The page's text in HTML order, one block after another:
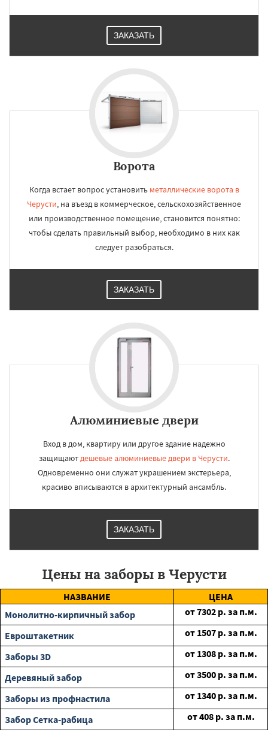
ЗАКАЗАТЬ
Ворота
Когда встает вопрос установить металлические ворота в
Черусти, на въезд в коммерческое, сельскохозяйственное
или производственное помещение, становится понятно:
чтобы сделать правильный выбор, необходимо в них как
следует разобраться.
ЗАКАЗАТЬ
Алюминиевые двери
Вход в дом, квартиру или другое здание надежно
защищаютдешевые алюминиевые двери в Черусти.
Одновременно они служат украшением экстерьера,
красиво вписываются в архитектурный ансамбль.
ЗАКАЗАТЬ
Цены на заборы в Черусти
НАЗВАНИЕ
ЦЕНА
Монолитно-кирпичный забор
от7302 р. за п.м.
Евроштакетник
от 1507 р. за п.м.
Заборы 3D
от 1308 р. за п.м.
Деревяный забор
от3500 р. за п.м.
Заборы из профнастила
от 1340 р. за п.м.
Забор Сетка-рабица
от408 р. за п.м.